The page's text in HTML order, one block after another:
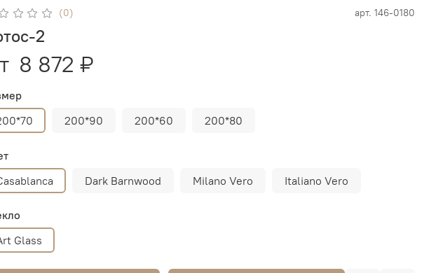
(0) арт. 146-0180
2
8 872 ₽
200*90 200*60 200*80
Dark Barnwood Milano Vero Italiano Vero
Glass